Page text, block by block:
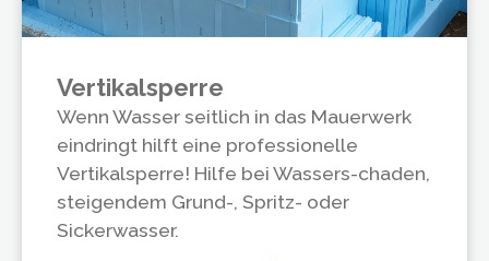
Vertikalsperre
Wenn Wasser seitlich in das Mauerwerk
eindringt hilft eine professionelle
Vertikalsperre! Hilfe bei Wassers-chaden,
steigendem Grund-, Spritz- oder
Sickerwasser.